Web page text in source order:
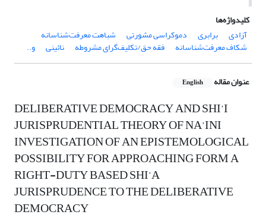
کلیدواژه‌ها
آزادی
برابری دموکراسی مشورتی شباهت معرفت‌شناسانه
شکاف معرفت‌شناسانه فقه حق/تکلیف‌گرای مشروطه نائینی و..
عنوان مقاله English
DELIBERATIVE DEMOCRACY AND SHI’I
JURISPRUDENTIAL THEORY OF NA’INI
INVESTIGATION OF AN EPISTEMOLOGICAL
POSSIBILITY FOR APPROACHING FORM A
RIGHT-DUTY BASED SHI’A
JURISPRUDENCE TO THE DELIBERATIVE
DEMOCRACY